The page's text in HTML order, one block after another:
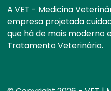
A VET - Medicina
empresa projetada
que há de mais moderno
Tratamento Veterinário.